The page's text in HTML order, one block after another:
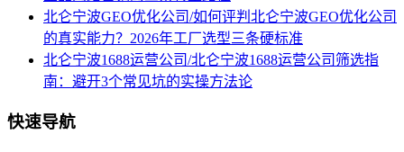
北仑宁波GEO优化公司/如何评判北仑宁波GEO优化公司
的真实能力？2026年工厂选型三条硬标准
北仑宁波1688运营公司/北仑宁波1688运营公司筛选指
南：避开3个常见坑的实操方法论
快速导航